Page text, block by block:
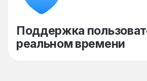
Поддержка
реальном времени